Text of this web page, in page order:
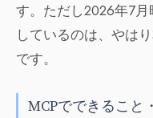
す。ただし2026年7
しているのは、やは
です。
MCPでできること